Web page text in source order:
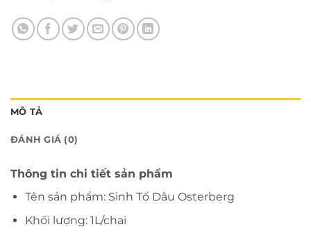
MÔ TẢ
ĐÁNH GIÁ (0)
Thông tin chi tiết sản phẩm
Tên sản phẩm: Sinh Tố Dâu Osterberg
Khối lượng: 1L/chai